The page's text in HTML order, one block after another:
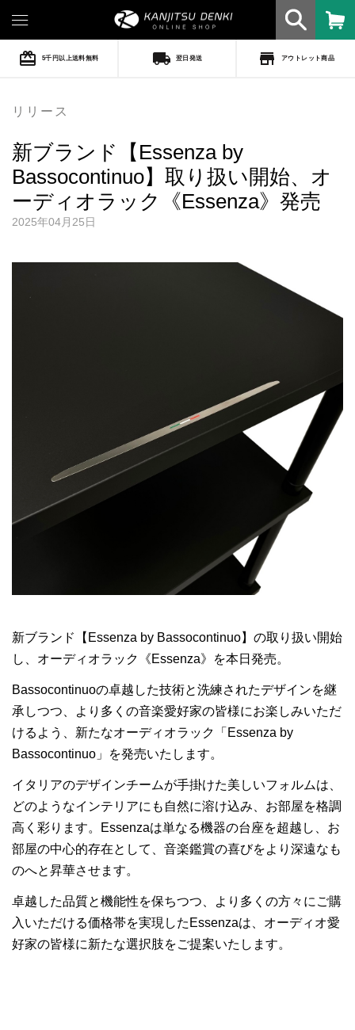
card_giftcard 5千円以上送料無料 local_shipping 翌日発送 store アウトレット商品
リリース
新ブランド【Essenza by
Bassocontinuo】取り扱い開始、オ
ーディオラック《Essenza》発売
2025年04月25日
新ブランド【Essenza by Bassocontinuo】の取り扱い開始
し、オーディオラック《Essenza》を本日発売。
Bassocontinuoの卓越した技術と洗練されたデザインを継
承しつつ、より多くの音楽愛好家の皆様にお楽しみいただ
けるよう、新たなオーディオラック「 Essenza by
Bassocontinuo 」を発売いたします。
イタリアのデザインチームが手掛けた美しいフォルムは、
どのようなインテリアにも自然に溶け込み、お部屋を格調
高く彩ります。
Essenzaは単なる機器の台座を超越し、お
部屋の中心的存在として、音楽鑑賞の喜びをより深遠なも
のへと昇華させます。
卓越した品質と機能性を保ちつつ、より多くの方々にご購
入いただける価格帯を実現した Essenzaは、オーディオ愛
好家の皆様に新たな選択肢をご提案いたします。